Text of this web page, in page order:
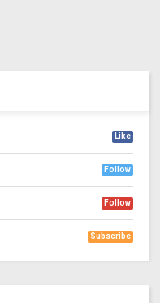
Like
Follow
Follow
Subscribe